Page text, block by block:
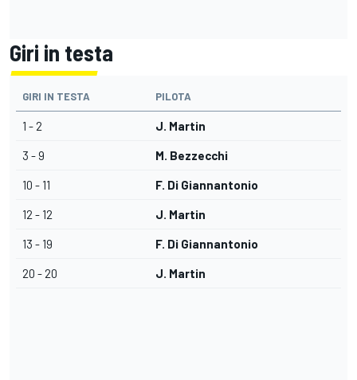
Giri in testa
GIRI IN TESTA PILOTA
1 - 2 J. Martin
3 - 9 M. Bezzecchi
10 - 11 F. Di Giannantonio
12 - 12 J. Martin
13 - 19 F. Di Giannantonio
20 - 20 J. Martin